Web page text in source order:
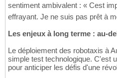
sentiment ambivalent : « Cest
effrayant. Je ne suis pas prêt à
Les enjeux à long terme : au-
Le déploiement des robotaxis à
simple test technologique. C'est
pour anticiper les défis d'une